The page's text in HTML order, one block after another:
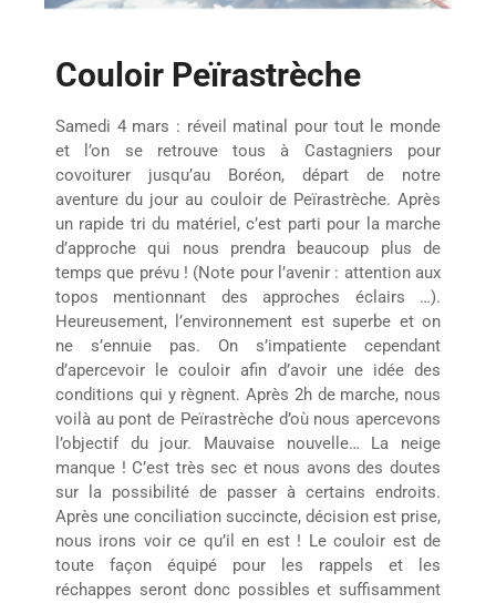
Couloir Peïrastrèche
Samedi 4 mars : réveil matinal pour tout le monde
et l’on se retrouve tous à Castagniers pour
covoiturer jusqu’au Boréon, départ de notre
aventure du jour au couloir de Peïrastrèche. Après
un rapide tri du matériel, c’est parti pour la marche
d’approche qui nous prendra beaucoup plus de
temps que prévu ! (Note pour l’avenir : attention aux
topos mentionnant des approches éclairs …).
Heureusement, l’environnement est superbe et on
ne s’ennuie pas. On s’impatiente cependant
d’apercevoir le couloir afin d’avoir une idée des
conditions qui y règnent. Après 2h de marche, nous
voilà au pont de Peïrastrèche d’où nous apercevons
l’objectif du jour. Mauvaise nouvelle… La neige
manque ! C’est très sec et nous avons des doutes
sur la possibilité de passer à certains endroits.
Après une conciliation succincte, décision est prise,
nous irons voir ce qu’il en est ! Le couloir est de
toute façon équipé pour les rappels et les
réchappes seront donc possibles et suffisamment